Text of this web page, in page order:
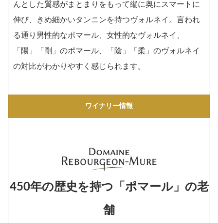
んとした質感がまとまりをもって縦に奥にスマートに
伸び、きめ細かいタンニンを持つヴォルネイ。言われ
る通り男性的なポマール、女性的なヴォルネイ、
「陽」「剛」のポマール、「陰」「柔」のヴォルネイ
の対比がわかりやすく感じられます。
ワイナリー情報
450年の歴史を持つ「ポマール」の老
舗